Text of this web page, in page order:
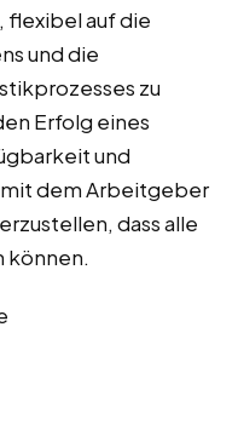
flexibel auf die
und die
zu
Erfolg eines
und
dem Arbeitgeber
dass alle
können.